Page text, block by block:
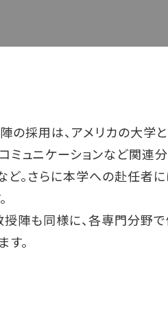
の採用は、アメリカの大学
ミュニケーションなど関連
ど。さらに本学への赴任
陣も同様に、各専門分野
す。